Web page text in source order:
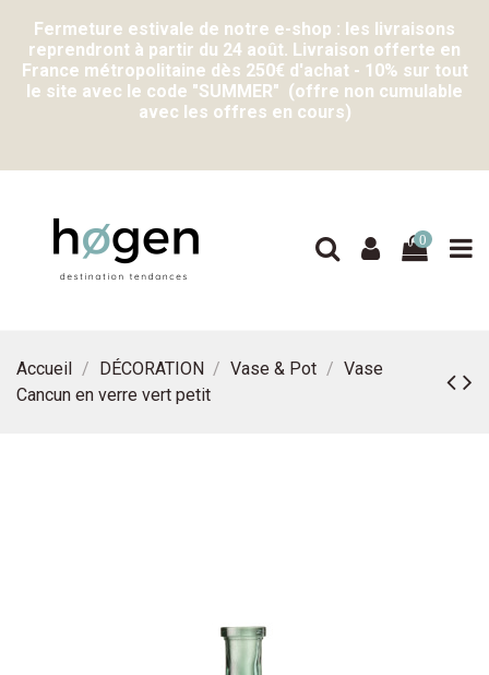
Fermeture estivale de notre e-shop : les livraisons
reprendront à partir du 24 août. Livraison offerte en
France métropolitaine dès 250€ d'achat - 10% sur tout
le site avec le code "SUMMER" (offre non cumulable
avec les offres en cours)
0
Accueil DÉCORATION Vase & Pot
Vase
Cancun en verre vert petit